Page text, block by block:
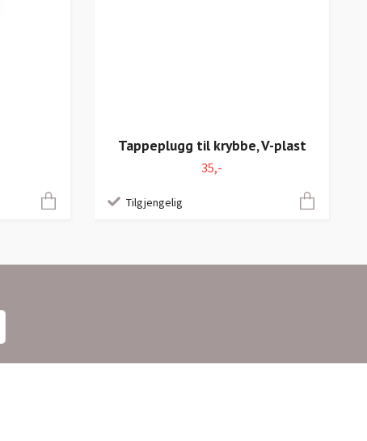
Tappeplugg til krybbe, V-plast
35,-
Tilgjengelig